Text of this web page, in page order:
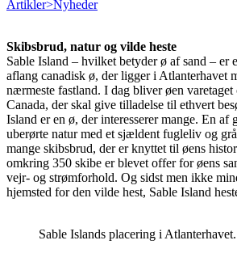
Artikler>Nyheder
Skibsbrud, natur og vilde heste
Sable Island – hvilket betyder ø af sand – er
aflang canadisk ø, der ligger i Atlanterhavet
nærmeste fastland. I dag bliver øen varetaget
Canada, der skal give tilladelse til ethvert
Island er en ø, der interesserer mange. En af
uberørte natur med et sjældent fugleliv og
mange skibsbrud, der er knyttet til øens
omkring 350 skibe er blevet offer for øens
vejr- og strømforhold. Og sidst men ikke
hjemsted for den vilde hest, Sable Island
Sable Islands placering i Atlanterhavet.